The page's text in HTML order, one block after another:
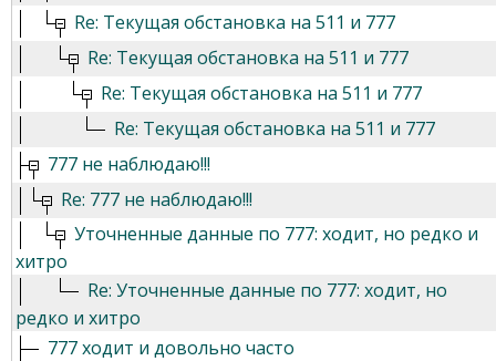
Re: Текущая обстановка на 511 и 777
Re: Текущая обстановка на 511 и 777
Re: Текущая обстановка на 511 и 777
Re: Текущая обстановка на 511 и 777
777 не наблюдаю!!!
Re: 777 не наблюдаю!!!
Уточненные данные по 777: ходит, но редко и
хитро
Re: Уточненные данные по 777: ходит, но
редко и хитро
777 ходит и довольно часто